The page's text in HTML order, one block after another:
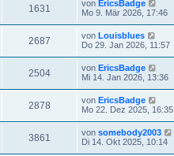
1631 von EricsBadge
Mo 9. Mär 2026, 17:46
2687 von Louisblues
Do 29. Jan 2026, 11:57
2504 von EricsBadge
Mi 14. Jan 2026, 13:36
2878 von EricsBadge
Mo 22. Dez 2025, 16:35
3861 von somebody2003
Di 14. Okt 2025, 10:14